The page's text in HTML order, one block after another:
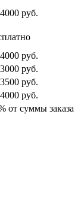
руб.
руб.
руб.
руб.
руб.
от суммы заказа